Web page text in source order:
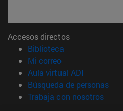
Accesos directos
Biblioteca
Mi correo(abre en nueva
Aula virtual ADI
Búsqueda de personas
Trabaja con nosotros